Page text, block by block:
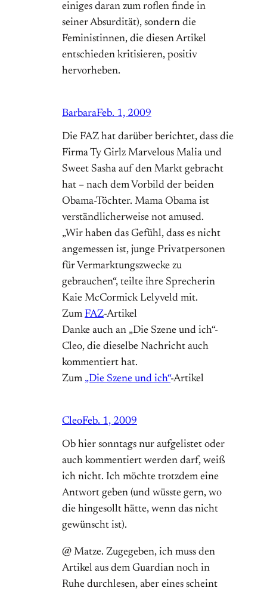
einiges daran zum roflen finde in
seiner Absurdität), sondern die
Feministinnen, die diesen Artikel
entschieden kritisieren, positiv
hervorheben.
BarbaraFeb. 1, 2009
Die FAZ hat darüber berichtet, dass die
Firma Ty Girlz Marvelous Malia und
Sweet Sasha auf den Markt gebracht
hat – nach dem Vorbild der beiden
Obama-Töchter. Mama Obama ist
verständlicherweise not amused.
„Wir haben das Gefühl, dass es nicht
angemessen ist, junge Privatpersonen
für Vermarktungszwecke zu
gebrauchen“, teilte ihre Sprecherin
Kaie McCormick Lelyveld mit.
Zum FAZ-Artikel
Danke auch an „Die Szene und ich“-
Cleo, die dieselbe Nachricht auch
kommentiert hat.
Zum „Die Szene und ich“-Artikel
CleoFeb. 1, 2009
Ob hier sonntags nur aufgelistet oder
auch kommentiert werden darf, weiß
ich nicht. Ich möchte trotzdem eine
Antwort geben (und wüsste gern, wo
die hingesollt hätte, wenn das nicht
gewünscht ist).
@ Matze. Zugegeben, ich muss den
Artikel aus dem Guardian noch in
Ruhe durchlesen, aber eines scheint